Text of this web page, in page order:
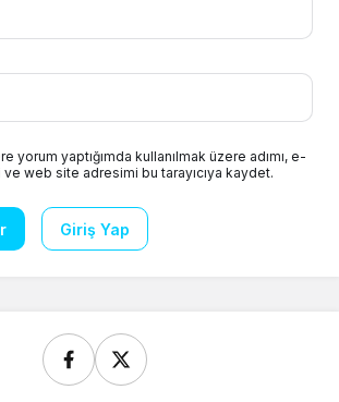
yorum yaptığımda kullanılmak üzere adımı, e-
web site adresimi bu tarayıcıya kaydet.
Giriş Yap